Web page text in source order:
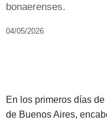
bonaerenses.
04/05/2026
En los primeros días
de Buenos Aires,